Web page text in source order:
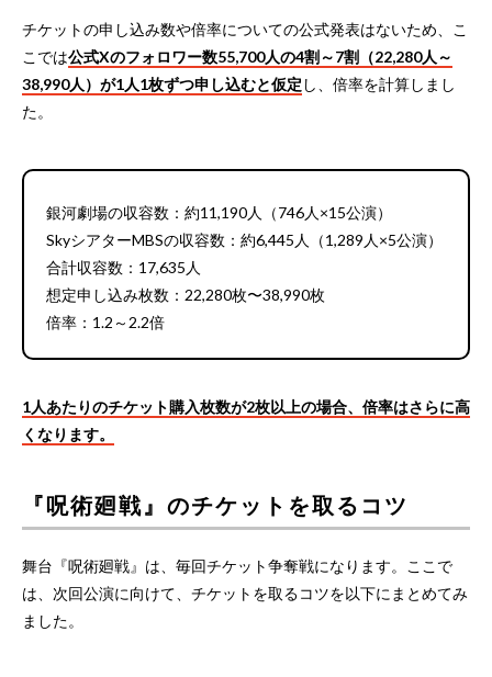
チケットの申し込み数や倍率についての公式発表はないため、こ
こでは公式Xのフォロワー数55,700人の4割～7割（22,280人～
38,990人）が1人1枚ずつ申し込むと仮定 し、倍率を計算しまし
た。
銀河劇場の収容数：約11,190人（746人×15公演）
SkyシアターMBSの収容数：約6,445人（1,289人×5公演）
合計収容数：17,635人
想定申し込み枚数：22,280枚〜38,990枚
倍率：1.2～2.2倍
1人あたりのチケット購入枚数が2枚以上の場合、倍率はさらに高
くなります。
『呪術廻戦』のチケットを取るコツ
舞台『呪術廻戦』は、毎回チケット争奪戦になります。ここで
は、次回公演に向けて、チケットを取るコツを以下にまとめてみ
ました。